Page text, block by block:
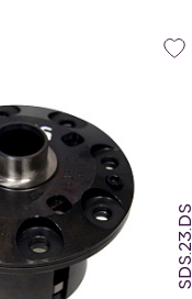
SDS.23.DS